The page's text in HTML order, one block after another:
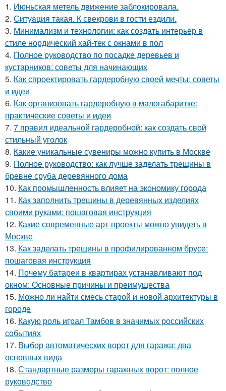
1. Июньская метель движение заблокировала.
2. Ситуaция такая. К свекрови в гости ездили.
3. Минимализм и технологии: как создать интерьер в
стиле нордический хай-тек с окнами в пол
4. Полное руководство по посадке деревьев и
кустарников: советы для начинающих
5. Как спроектировать гардеробную своей мечты: советы
и идеи
6. Как организовать гардеробную в малогабаритке:
практические советы и идеи
7. 7 правил идеальной гардеробной: как создать свой
стильный уголок
8. Какие уникальные сувениры можно купить в Москве
9. Полное руководство: как лучше заделать трещины в
бревне сруба деревянного дома
10. Как промышленность влияет на экономику города
11. Как заполнить трещины в деревянных изделиях
своими руками: пошаговая инструкция
12. Какие современные арт-проекты можно увидеть в
Москве
13. Как заделать трещины в профилированном брусе:
пошаговая инструкция
14. Почему батареи в квартирах устанавливают под
окном: Основные причины и преимущества
15. Можно ли найти смесь старой и новой архитектуры в
городе
16. Какую роль играл Тамбов в значимых российских
событиях
17. Выбор автоматических ворот для гаража: два
основных вида
18. Стандартные размеры гаражных ворот: полное
руководство